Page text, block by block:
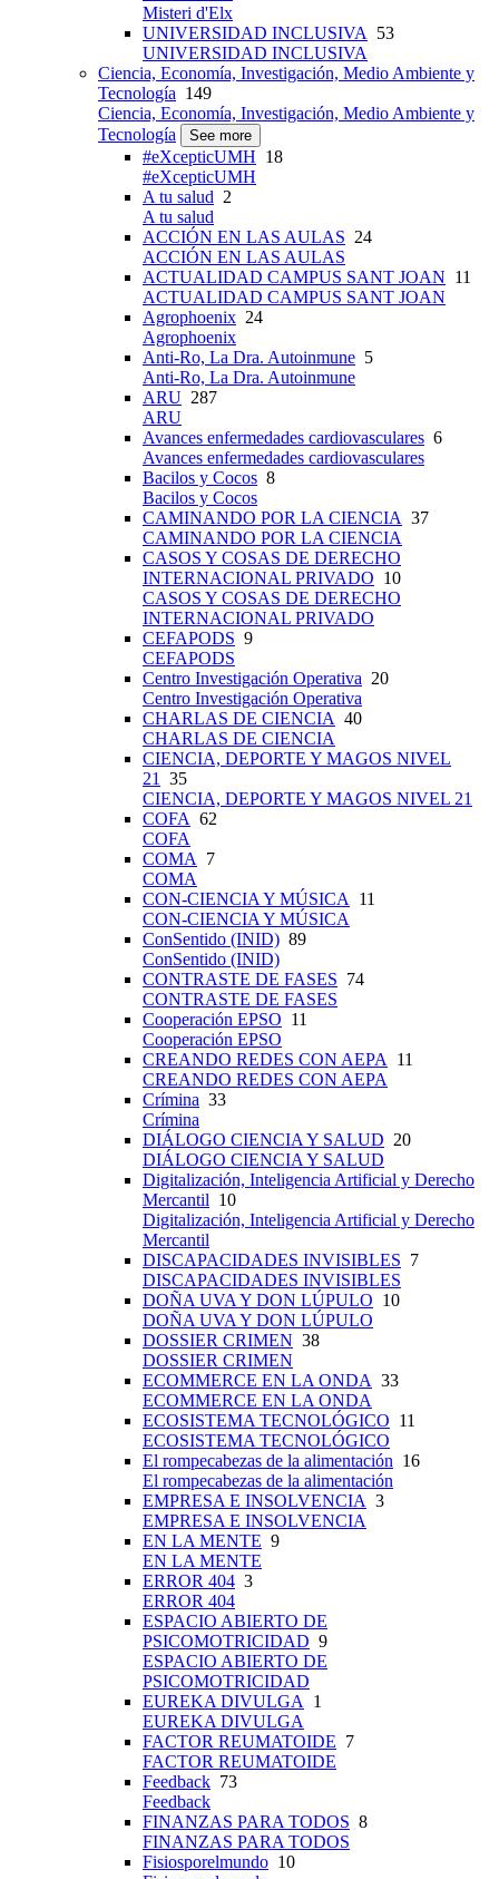
Misteri d'Elx
UNIVERSIDAD INCLUSIVA
53
UNIVERSIDAD INCLUSIVA
Ciencia, Economía, Investigación, Medio Ambiente y
Tecnología 149
Ciencia, Economía, Investigación, Medio Ambiente y
Tecnología
See more
#eXcepticUMH 18
#eXcepticUMH
A tu salud 2
A tu salud
ACCIÓN EN LAS AULAS 24
ACCIÓN EN LAS AULAS
ACTUALIDAD CAMPUS SANT JOAN 11
ACTUALIDAD CAMPUS SANT JOAN
Agrophoenix 24
Agrophoenix
Anti-Ro, La Dra. Autoinmune 5
Anti-Ro, La Dra. Autoinmune
ARU 287
ARU
Avances enfermedades cardiovasculares 6
Avances enfermedades cardiovasculares
Bacilos y Cocos 8
Bacilos y Cocos
CAMINANDO POR LA CIENCIA 37
CAMINANDO POR LA CIENCIA
CASOS Y COSAS DE DERECHO
INTERNACIONAL PRIVADO 10
CASOS Y COSAS DE DERECHO
INTERNACIONAL PRIVADO
CEFAPODS 9
CEFAPODS
Centro Investigación Operativa 20
Centro Investigación Operativa
CHARLAS DE CIENCIA 40
CHARLAS DE CIENCIA
CIENCIA, DEPORTE Y MAGOS NIVEL
21
35
CIENCIA, DEPORTE Y MAGOS NIVEL 21
COFA 62
COFA
COMA
7
COMA
CON-CIENCIA Y MÚSICA
11
CON-CIENCIA Y MÚSICA
ConSentido (INID) 89
ConSentido (INID)
CONTRASTE DE FASES 74
CONTRASTE DE FASES
Cooperación EPSO 11
Cooperación EPSO
CREANDO REDES CON AEPA
11
CREANDO REDES CON AEPA
Crímina 33
Crímina
DIÁLOGO CIENCIA Y SALUD 20
DIÁLOGO CIENCIA Y SALUD
Digitalización, Inteligencia Artificial y Derecho
Mercantil 10
Digitalización, Inteligencia Artificial y Derecho
Mercantil
DISCAPACIDADES INVISIBLES 7
DISCAPACIDADES INVISIBLES
DOÑA UVA Y DON LÚPULO 10
DOÑA UVA Y DON LÚPULO
DOSSIER CRIMEN 38
DOSSIER CRIMEN
ECOMMERCE EN LA ONDA 33
ECOMMERCE EN LA ONDA
ECOSISTEMA TECNOLÓGICO 11
ECOSISTEMA TECNOLÓGICO
El rompecabezas de la alimentación 16
El rompecabezas de la alimentación
EMPRESA E INSOLVENCIA 3
EMPRESA E INSOLVENCIA
EN LA MENTE 9
EN LA MENTE
ERROR 404 3
ERROR 404
ESPACIO ABIERTO DE
PSICOMOTRICIDAD 9
ESPACIO ABIERTO DE
PSICOMOTRICIDAD
EUREKA DIVULGA
1
EUREKA DIVULGA
FACTOR REUMATOIDE 7
FACTOR REUMATOIDE
Feedback 73
Feedback
FINANZAS PARA TODOS 8
FINANZAS PARA TODOS
Fisiosporelmundo 10